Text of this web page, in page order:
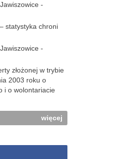
-
statystyka chroni
-
złożonej w trybie
2003 roku o
i o wolontariacie
więcej